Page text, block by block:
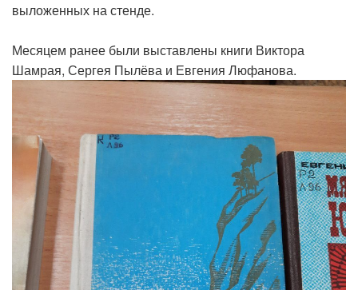
выложенных на стенде.
Месяцем ранее были выставлены книги Виктора
Шамрая, Сергея Пылёва и Евгения Люфанова.